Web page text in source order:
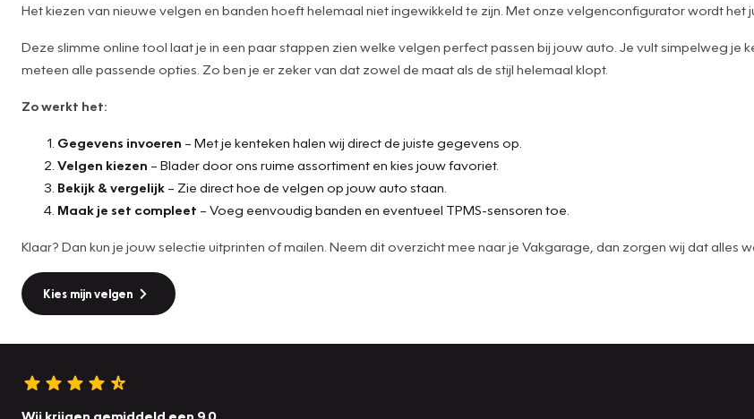
Het kiezen van nieuwe velgen en banden hoeft helemaal niet ingewikkeld te zijn. Met onze velgenconfigurator wordt het
Deze slimme online tool laat je in een paar stappen zien welke velgen perfect passen bij jouw auto. Je vult simpelweg
meteen alle passende opties. Zo ben je er zeker van dat zowel de maat als de stijl helemaal klopt.
Zo werkt het:
Gegevens invoeren – Met je kenteken halen wij direct de juiste gegevens op.
Velgen kiezen – Blader door ons ruime assortiment en kies jouw favoriet.
Bekijk & vergelijk – Zie direct hoe de velgen op jouw auto staan.
Maak je set compleet – Voeg eenvoudig banden en eventueel TPMS-sensoren toe.
Klaar? Dan kun je jouw selectie uitprinten of mailen. Neem dit overzicht mee naar je Vakgarage, dan zorgen wij dat
Kies mijn velgen
Wij krijgen gemiddeld een 9.0